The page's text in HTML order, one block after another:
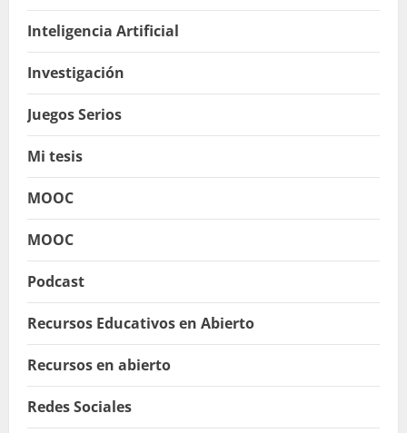
Inteligencia Artificial
Investigación
Juegos Serios
Mi tesis
MOOC
MOOC
Podcast
Recursos Educativos en Abierto
Recursos en abierto
Redes Sociales